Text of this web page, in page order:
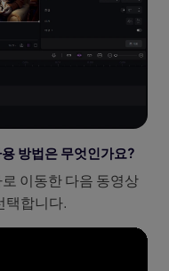
방법은 무엇인가요?
이동한 다음 동영상
택합니다.